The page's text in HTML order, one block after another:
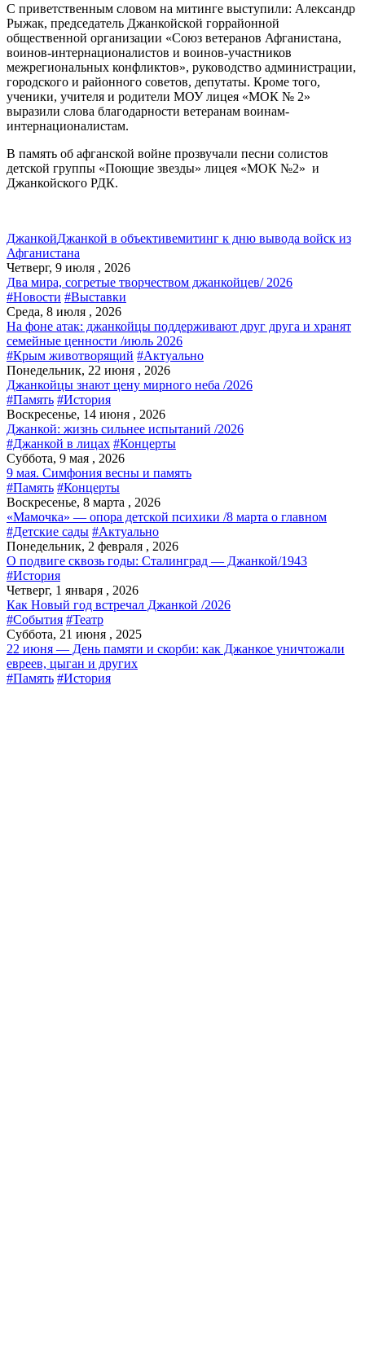
С приветственным словом на митинге выступили: Александр
Рыжак, председатель Джанкойской горрайонной
общественной организации «Союз ветеранов Афганистана,
воинов-интернационалистов и воинов-участников
межрегиональных конфликтов», руководство администрации,
городского и районного советов, депутаты. Кроме того,
ученики, учителя и родители МОУ лицея «МОК № 2»
выразили слова благодарности ветеранам воинам-
интернационалистам.
В память об афганской войне прозвучали песни солистов
детской группы «Поющие звезды» лицея «МОК №2» и
Джанкойского РДК.
ДжанкойДжанкой в объективемитинг к дню вывода войск из
Афганистана
Четверг, 9 июля , 2026
Два мира, согретые творчеством джанкойцев/ 2026
#Новости #Выставки
Среда, 8 июля , 2026
На фоне атак: джанкойцы поддерживают друг друга и хранят
семейные ценности /июль 2026
#Крым животворящий #Актуально
Понедельник, 22 июня , 2026
Джанкойцы знают цену мирного неба /2026
#Память #История
Воскресенье, 14 июня , 2026
Джанкой: жизнь сильнее испытаний /2026
#Джанкой в лицах #Концерты
Суббота, 9 мая , 2026
9 мая. Симфония весны и память
#Память #Концерты
Воскресенье, 8 марта , 2026
«Мамочка» — опора детской психики /8 марта о главном
#Детские сады #Актуально
Понедельник, 2 февраля , 2026
О подвиге сквозь годы: Сталинград — Джанкой/1943
#История
Четверг, 1 января , 2026
Как Новый год встречал Джанкой /2026
#События #Театр
Суббота, 21 июня , 2025
22 июня — День памяти и скорби: как Джанкое уничтожали
евреев, цыган и других
#Память #История